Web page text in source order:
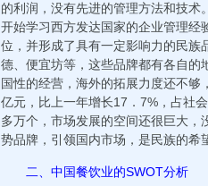
的利润，没有先进的管理方法和技
开始学习西方发达国家的企业管理经
位，并形成了具有一定影响力的民族
德、便宜坊等，这些品牌都有各自的
国性的经营，海外的拓展力度还不
亿元，比上一年增长17．7%，占社
多万个，市场发展的空间还很巨大
势品牌，引领国内市场，是民族的希
二、中国餐饮业的SWOT分析